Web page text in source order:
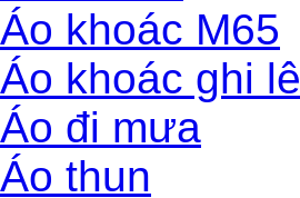
Áo khoác M65
Áo khoác ghi lê
Áo đi mưa
Áo thun